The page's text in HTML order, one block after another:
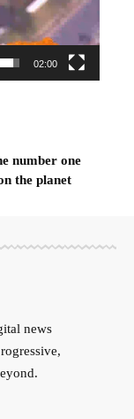
02:00
number one
the planet
news